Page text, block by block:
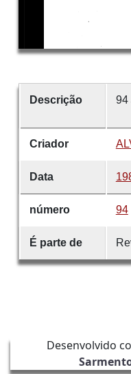
Descrição 94
Criador
Data
número 94
É parte de
Desenvolvido